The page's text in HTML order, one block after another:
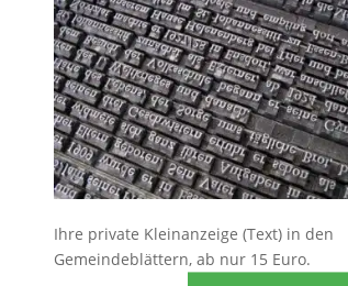
Ihre private Kleinanzeige (Text) in den
Gemeindeblättern, ab nur 15 Euro.